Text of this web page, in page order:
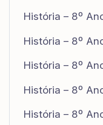
História – 8º
História – 8º
História – 8º
História – 8º
História – 8º